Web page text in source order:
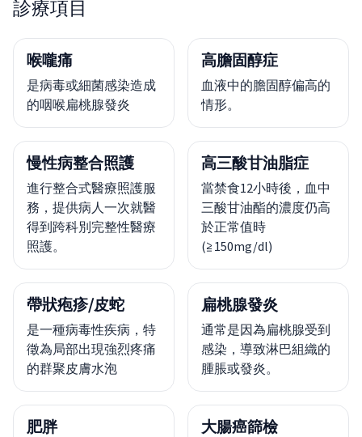
診療項目
喉嚨痛
是病毒或細菌感染造成
的咽喉扁桃腺發炎
高膽固醇症
血液中的膽固醇偏高的
情形。
慢性病整合照護
進行整合式醫療照護服
務，提供病人一次就醫
得到跨科別完整性醫療
照護。
高三酸甘油脂症
當禁食12小時後，血中
三酸甘油酯的濃度仍高
於正常值時
(≧150mg/dl)
帶狀疱疹/皮蛇
是一種病毒性疾病，特
徵為局部出現強烈疼痛
的群聚皮膚水泡
扁桃腺發炎
通常是因為扁桃腺受到
感染，導致淋巴組織的
腫脹或發炎。
肥胖 大腸癌篩檢